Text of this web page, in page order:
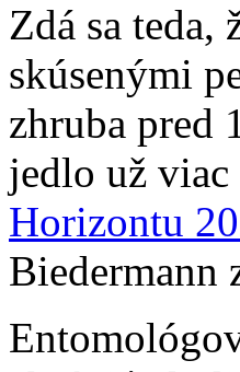
Zdá sa
skúsenými
zhruba pred
jedlo už
Horizontu
Biedermann